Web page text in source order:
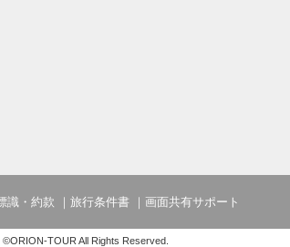
識・約款 旅行条件書 画面共有サポート
©ORION-TOUR All Rights Reserved.